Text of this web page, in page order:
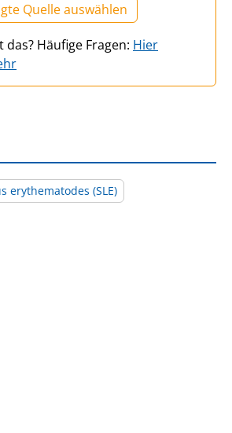
Quelle auswählen
Häufige Fragen: Hier
erythematodes (SLE)